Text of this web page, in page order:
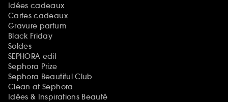
Idées cadeaux
Cartes cadeaux
Gravure parfum
Black Friday
Soldes
SEPHORA edit
Sephora Prize
Sephora Beautiful Club
Clean at Sephora
Idées & Inspirations Beauté